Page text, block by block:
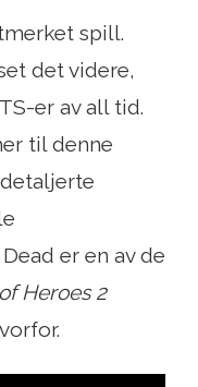
spill.
det videre,
er av all tid.
til denne
er en av de
Heroes 2